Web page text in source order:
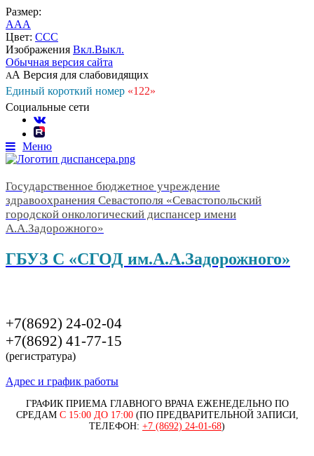
Размер:
AAA
Цвет: CCC
Изображения Вкл.Выкл.
Обычная версия сайта
АА Версия для слабовидящих
Единый короткий номер «122»
Социальные сети
Меню
Государственное бюджетное учреждение
здравоохранения Севастополя «Севастопольский
городской онкологический диспансер имени
А.А.Задорожного»
ГБУЗ С «СГОД им.А.А.Задорожного»
+7(8692) 24-02-04
+7(8692) 41-77-15
(регистратура)
Адрес и график работы
ГРАФИК ПРИЕМА ГЛАВНОГО ВРАЧА ЕЖЕНЕДЕЛЬНО ПО
СРЕДАМ С 15:00 ДО 17:00(ПО ПРЕДВАРИТЕЛЬНОЙ ЗАПИСИ,
ТЕЛЕФОН: +7 (8692) 24-01-68)